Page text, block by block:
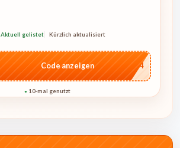
Aktuell gelistet Kürzlich aktualisiert
…1744
Code anzeigen
● 10-mal genutzt